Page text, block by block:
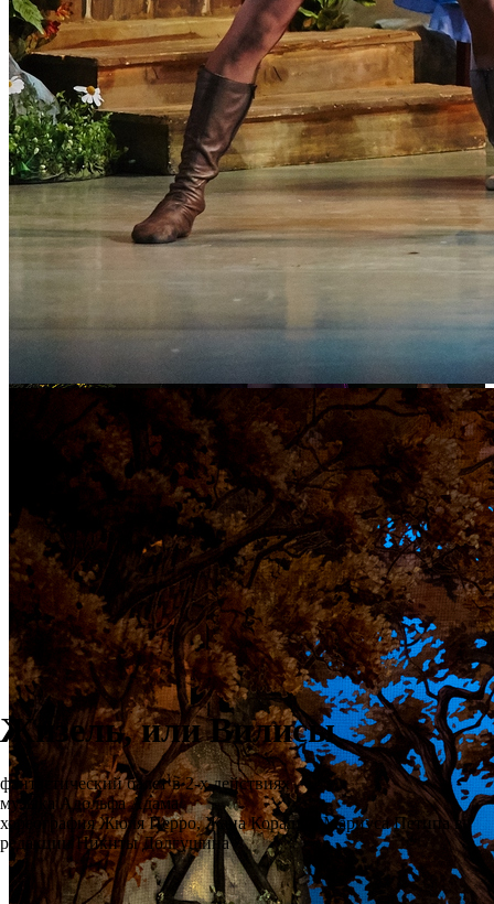
Жизель, или Вилисы
фантастический балет в 2-х действиях
музыка Адольфа Адама
хореография Жюля Перро, Жана Коралли, Мариуса Петипа в
редакции Никиты Долгушина